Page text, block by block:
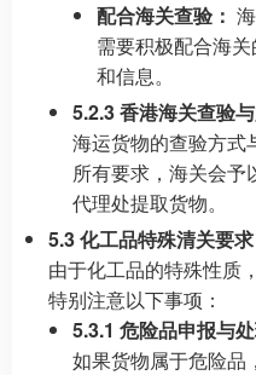
配合海关查验：
需要积极配合海
和信息。
5.2.3 香港海关查验
海运货物的查验方式
所有要求，海关会予
代理处提取货物。
5.3 化工品特殊清关要求
由于化工品的特殊性质
特别注意以下事项：
5.3.1 危险品申报与
如果货物属于危险品